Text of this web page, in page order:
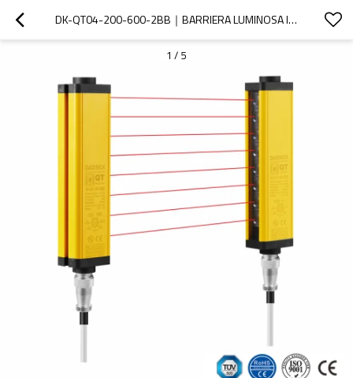
DK-QT04-200-600-2BB｜BARRIERA LUMINOSA INDUSTRIALE｜DADISICK
1 / 5